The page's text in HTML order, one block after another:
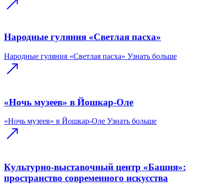
Народные гуляния «Светлая пасха»
Народные гуляния «Светлая пасха» Узнать больше
«Ночь музеев» в Йошкар-Оле
«Ночь музеев» в Йошкар-Оле Узнать больше
Культурно-выставочный центр «Башня»:
пространство современного искусства